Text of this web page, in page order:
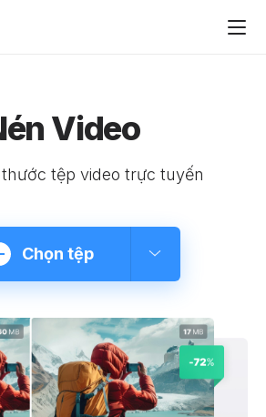
Video
tệp video trực tuyến
Chọn tệp